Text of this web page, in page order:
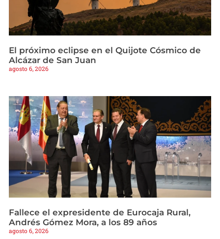
El próximo eclipse en el Quijote Cósmico de
Alcázar de San Juan
agosto 6, 2026
Fallece el expresidente de Eurocaja Rural,
Andrés Gómez Mora, a los 89 años
agosto 6, 2026